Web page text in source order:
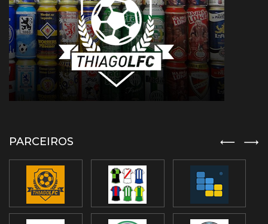
PARCEIROS